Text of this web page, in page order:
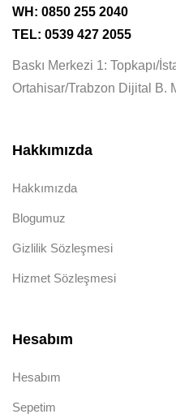
WH: 0850 255 2040
TEL: 0539 427 2055
Baskı Merkezi 1: Topkapı/
Ortahisar/Trabzon Dijital B.
Hakkımızda
Hakkımızda
Blogumuz
Gizlilik Sözleşmesi
Hizmet Sözleşmesi
Hesabım
Hesabım
Sepetim